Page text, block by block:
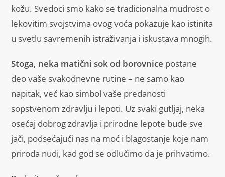
kožu. Svedoci smo kako se tradicionalna mudrost o
lekovitim svojstvima ovog voća pokazuje kao istinita
u svetlu savremenih istraživanja i iskustava mnogih.
Stoga, neka matični sok od borovnice postane
deo vaše svakodnevne rutine – ne samo kao
napitak, već kao simbol vaše predanosti
sopstvenom zdravlju i lepoti. Uz svaki gutljaj, neka
osećaj dobrog zdravlja i prirodne lepote bude sve
jači, podsećajući nas na moć i blagostanje koje nam
priroda nudi, kad god se odlučimo da je prihvatimo.